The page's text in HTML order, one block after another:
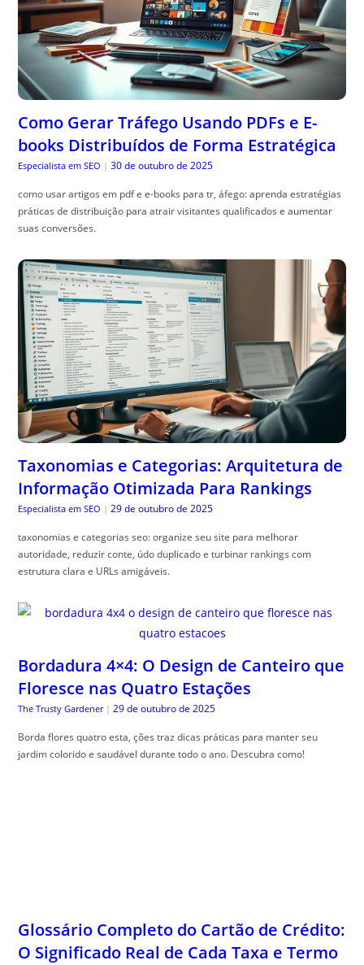
Como Gerar Tráfego Usando PDFs e E-
books Distribuídos de Forma Estratégica
Especialista em SEO | 30 de outubro de 2025
como usar artigos em pdf e e-books para tr, áfego: aprenda estratégias
práticas de distribuição para atrair visitantes qualificados e aumentar
suas conversões.
Taxonomias e Categorias: Arquitetura de
Informação Otimizada Para Rankings
Especialista em SEO | 29 de outubro de 2025
taxonomias e categorias seo: organize seu site para melhorar
autoridade, reduzir conte, údo duplicado e turbinar rankings com
estrutura clara e URLs amigáveis.
Bordadura 4×4: O Design de Canteiro que
Floresce nas Quatro Estações
The Trusty Gardener | 29 de outubro de 2025
Borda flores quatro esta, ções traz dicas práticas para manter seu
jardim colorido e saudável durante todo o ano. Descubra como!
Gloss, ário cartão crédito completo é seu guia para desmistificar termos
financeiros e facilitar sua compreensão.